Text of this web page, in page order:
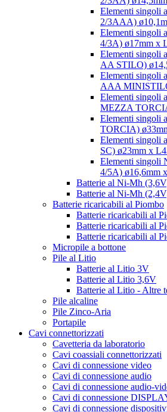
Elementi singoli
2/3AAA)
Elementi singoli
4/3A) ø17mm x
Elementi singoli
AA STILO)
Elementi singoli
AAA
Elementi singoli
MEZZA
Elementi singoli
TORCIA)
Elementi singoli
SC) ø23mm x
Elementi singoli
4/5A) ø16,6mm
Batterie al Ni-Mh
Batterie al Ni-Mh
Batterie ricaricabili al Piombo
Batterie ricaricabili al
Batterie ricaricabili al
Batterie ricaricabili al
Micropile a bottone
Pile al Litio
Batterie al Litio 3V
Batterie al Litio 3,6V
Batterie al Litio - Altre
Pile alcaline
Pile Zinco-Aria
Portapile
Cavi connettorizzati
Cavetteria da laboratorio
Cavi coassiali connettorizzati
Cavi di connessione video
Cavi di connessione audio
Cavi di connessione audio-
Cavi di connessione
Cavi di connessione